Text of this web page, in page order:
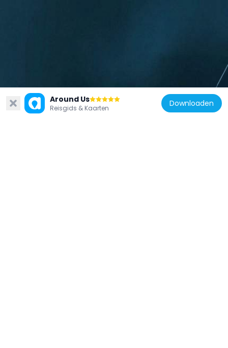
Glow Rooftop bij W Ibiza
5
Around Us
Reisgids & Kaarten Downloaden